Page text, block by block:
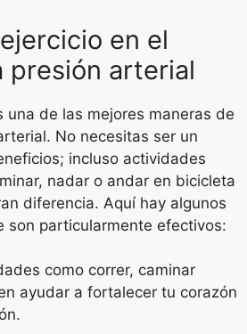
en el
presión arterial
una de las mejores maneras de
No necesitas ser un
incluso actividades
nadar o andar en bicicleta
diferencia. Aquí hay algunos
son particularmente efectivos:
como correr, caminar
ayudar a fortalecer tu corazón